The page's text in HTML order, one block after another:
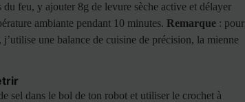
du feu, y ajouter 8g de levure sèche active et délayer
ambiante pendant 10 minutes. Remarque : pour
une balance de cuisine de précision, la mienne
sel dans le bol de ton robot et utiliser le crochet à